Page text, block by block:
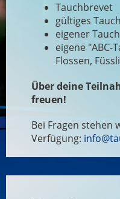
Tauchbrevet
gültiges
eigener
eigene "ABC-
Flossen,
Über deine
freuen!
Bei Fragen stehen
Verfügung: